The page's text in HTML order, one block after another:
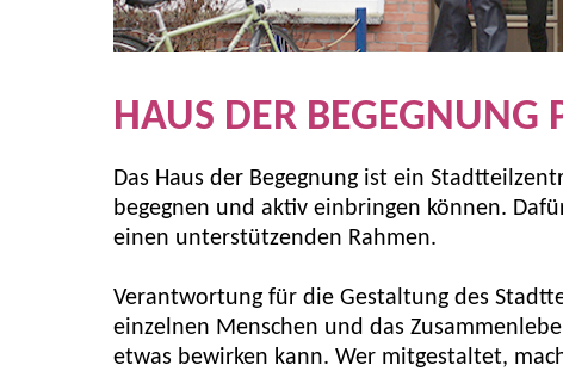
HAUS DER BEGEGNUNG
Das Haus der Begegnung ist ein
begegnen und aktiv einbringen können.
einen unterstützenden Rahmen.
Verantwortung für die Gestaltung des
einzelnen Menschen und das
etwas bewirken kann. Wer mitgestaltet,